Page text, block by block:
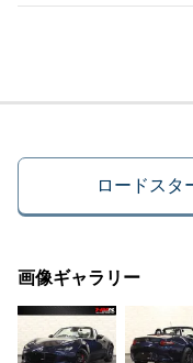
ロードスタ
画像ギャラリー